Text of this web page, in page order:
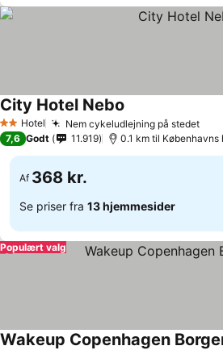
2 Stjerner
Hotel Nem cykeludlejning på stedet
City Hotel Nebo
7,6 Godt 11.919 0.1 km til
Af 368 kr.
Se priser fra 13 hjemmesider
Populært valg
Wakeup Copenhagen